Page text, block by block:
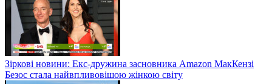
Зіркові новини: Екс-дружина засновника Amazon МакКензі
Безос стала найвпливовішою жінкою світу